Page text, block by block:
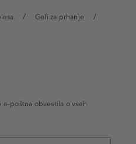
Geli za prhanje
poštna obvestila o vseh